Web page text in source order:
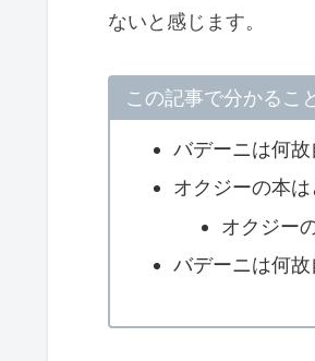
ないと感じます。
この記事で分かるこ
バデーニは何
オクジーの本
オクジー
バデーニは何故